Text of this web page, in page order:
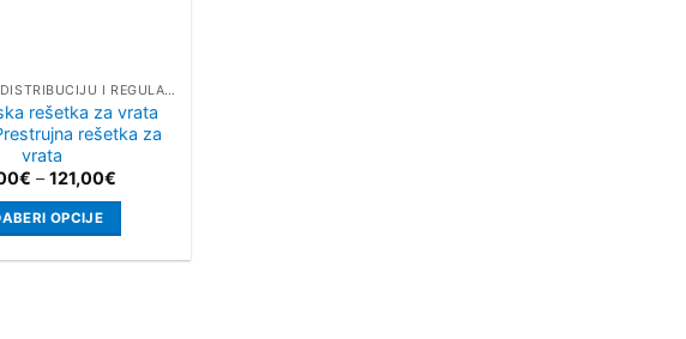
ELEMENTI ZA DISTRIBUCIJU I REGULACIJU ZRAKA
rešetka za vrata
rešetka za
vrata
€ – 121,00€Raspon
121,00€
OPCIJE